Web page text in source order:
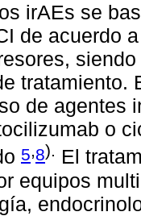
irAEs se
de acuerdo
tratamiento.
de agentes
o
5,8). El
equipos